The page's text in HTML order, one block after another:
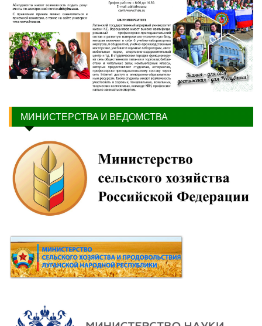
МИНИСТЕРСТВА И ВЕДОМСТВА